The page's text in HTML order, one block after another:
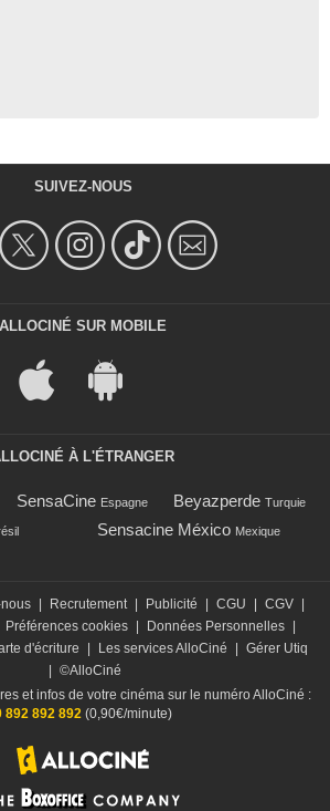
SUIVEZ-NOUS
ALLOCINÉ SUR MOBILE
À L'ÉTRANGER
SensaCine Espagne Beyazperde Turquie
Sensacine México Mexique
| Recrutement | Publicité | CGU | CGV |
Préférences cookies | Données Personnelles |
d'écriture | Les services AlloCiné | Gérer Utiq
| ©AlloCiné
et infos de votre cinéma sur le numéro AlloCiné :
892 892 892 (0,90€/minute)